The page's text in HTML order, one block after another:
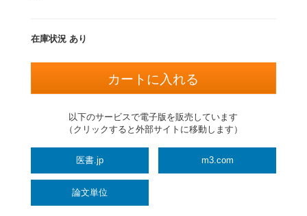
在庫状況 あり
以下のサービスで電子版を販売しています
（クリックすると外部サイトに移動します）
医書.jp m3.com
論文単位